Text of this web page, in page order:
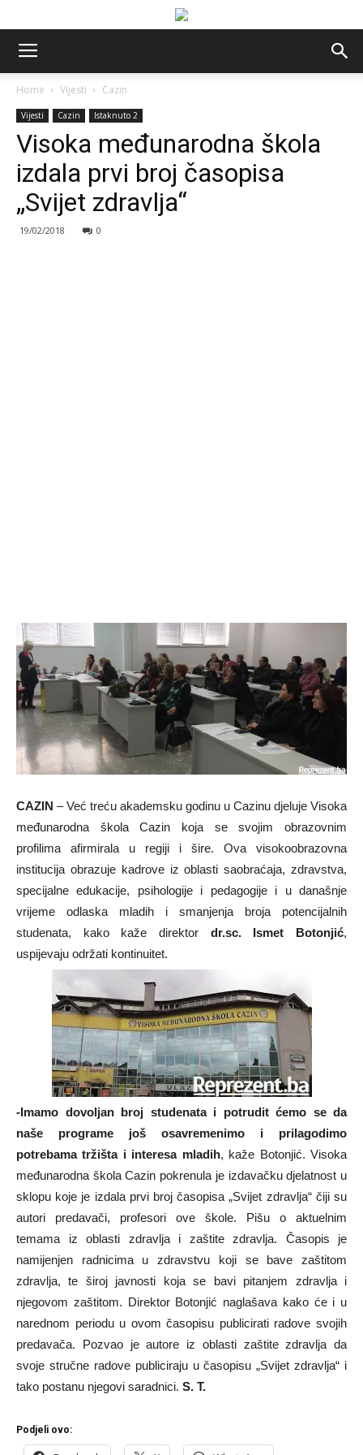
Home Vijesti Cazin
Vijesti Cazin Istaknuto 2
Visoka međunarodna škola
izdala prvi broj časopisa
„Svijet zdravlja“
19/02/2018 0
CAZIN – Već treću akademsku godinu u Cazinu djeluje Visoka
međunarodna škola Cazin koja se svojim obrazovnim
profilima afirmirala u regiji i šire. Ova visokoobrazovna
institucija obrazuje kadrove iz oblasti saobraćaja, zdravstva,
specijalne edukacije, psihologije i pedagogije i u današnje
vrijeme odlaska mladih i smanjenja broja potencijalnih
studenata, kako kaže direktor dr.sc. Ismet Botonjić,
uspijevaju održati kontinuitet.
-Imamo dovoljan broj studenata i potrudit ćemo se da
naše programe još osavremenimo i prilagodimo
potrebama tržišta i interesa mladih, kaže Botonjić. Visoka
međunarodna škola Cazin pokrenula je izdavačku djelatnost u
sklopu koje je izdala prvi broj časopisa „Svijet zdravlja“ čiji su
autori predavači, profesori ove škole. Pišu o aktuelnim
temama iz oblasti zdravlja i zaštite zdravlja. Časopis je
namijenjen radnicima u zdravstvu koji se bave zaštitom
zdravlja, te široj javnosti koja se bavi pitanjem zdravlja i
njegovom zaštitom. Direktor Botonjić naglašava kako će i u
narednom periodu u ovom časopisu publicirati radove svojih
predavača. Pozvao je autore iz oblasti zaštite zdravlja da
svoje stručne radove publiciraju u časopisu „Svijet zdravlja“ i
tako postanu njegovi saradnici. S. T.
Podjeli ovo: